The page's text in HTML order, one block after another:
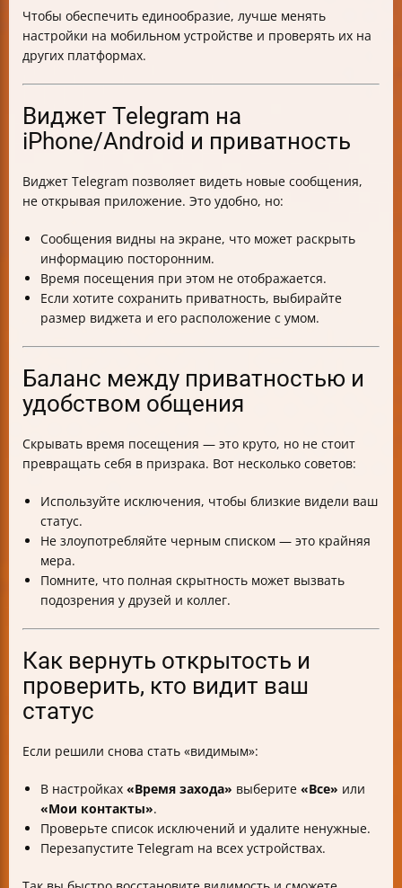
Чтобы обеспечить единообразие, лучше менять
настройки на мобильном устройстве и проверять их на
других платформах.
Виджет Telegram на
iPhone/Android и приватность
Виджет Telegram позволяет видеть новые сообщения,
не открывая приложение. Это удобно, но:
Сообщения видны на экране, что может раскрыть
информацию посторонним.
Время посещения при этом не отображается.
Если хотите сохранить приватность, выбирайте
размер виджета и его расположение с умом.
Баланс между приватностью и
удобством общения
Скрывать время посещения — это круто, но не стоит
превращать себя в призрака. Вот несколько советов:
Используйте исключения, чтобы близкие видели ваш
статус.
Не злоупотребляйте черным списком — это крайняя
мера.
Помните, что полная скрытность может вызвать
подозрения у друзей и коллег.
Как вернуть открытость и
проверить, кто видит ваш
статус
Если решили снова стать «видимым»:
В настройках «Время захода» выберите «Все» или
«Мои контакты».
Проверьте список исключений и удалите ненужные.
Перезапустите Telegram на всех устройствах.